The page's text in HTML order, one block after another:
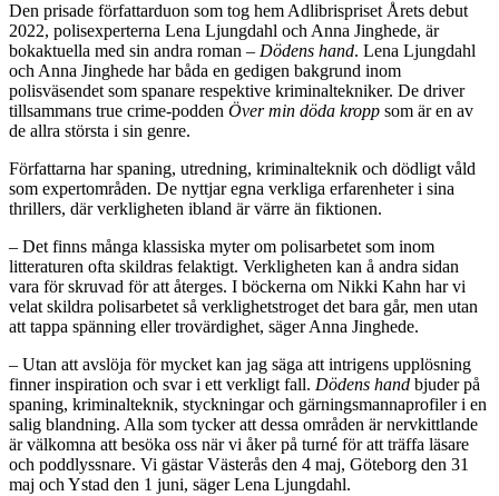
Den prisade författarduon som tog hem Adlibrispriset Årets debut
2022, polisexperterna Lena Ljungdahl och Anna Jinghede, är
bokaktuella med sin andra roman – Dödens hand. Lena Ljungdahl
och Anna Jinghede har båda en gedigen bakgrund inom
polisväsendet som spanare respektive kriminaltekniker. De driver
tillsammans true crime-podden Över min döda kropp som är en av
de allra största i sin genre.
Författarna har spaning, utredning, kriminalteknik och dödligt våld
som expertområden. De nyttjar egna verkliga erfarenheter i sina
thrillers, där verkligheten ibland är värre än fiktionen.
– Det finns många klassiska myter om polisarbetet som inom
litteraturen ofta skildras felaktigt. Verkligheten kan å andra sidan
vara för skruvad för att återges. I böckerna om Nikki Kahn har vi
velat skildra polisarbetet så verklighetstroget det bara går, men utan
att tappa spänning eller trovärdighet, säger Anna Jinghede.
– Utan att avslöja för mycket kan jag säga att intrigens upplösning
finner inspiration och svar i ett verkligt fall. Dödens hand bjuder på
spaning, kriminalteknik, styckningar och gärningsmannaprofiler i en
salig blandning. Alla som tycker att dessa områden är nervkittlande
är välkomna att besöka oss när vi åker på turné för att träffa läsare
och poddlyssnare. Vi gästar Västerås den 4 maj, Göteborg den 31
maj och Ystad den 1 juni, säger Lena Ljungdahl.